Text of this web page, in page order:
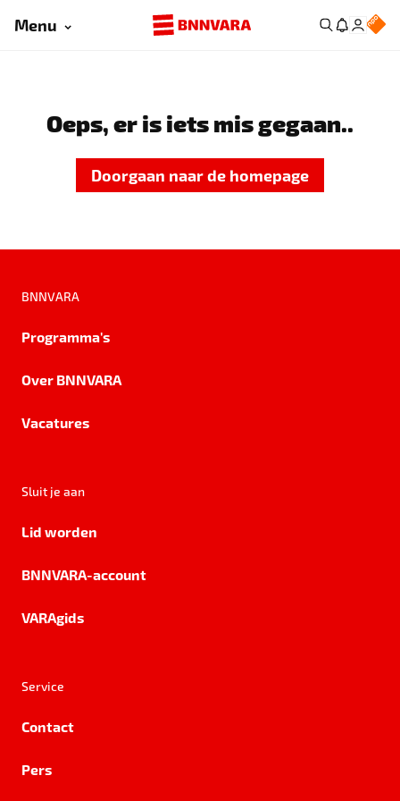
Menu
Oeps, er is iets mis gegaan..
Doorgaan naar de homepage
BNNVARA
Programma's
Over BNNVARA
Vacatures
Sluit je aan
Lid worden
BNNVARA-account
VARAgids
Service
Contact
Pers